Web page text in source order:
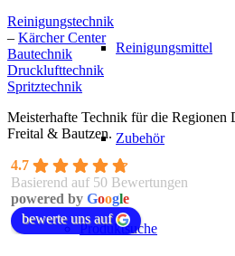
Reinigungsmittel
Zubehör
Produktsuche
Reinigungstechnik
– Kärcher Center
Bautechnik
Drucklufttechnik
Spritztechnik
Meisterhafte Technik für die Regionen
Freital & Bautzen.
4.7
Basierend auf 50 Bewertungen
powered by Google
bewerte uns auf